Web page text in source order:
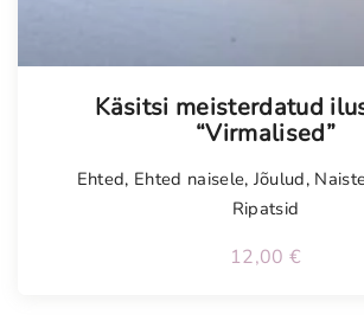
Käsitsi meisterdatud
“Virmalised”
Ehted, Ehted naisele, Jõulud,
Ripatsid
12,00 €